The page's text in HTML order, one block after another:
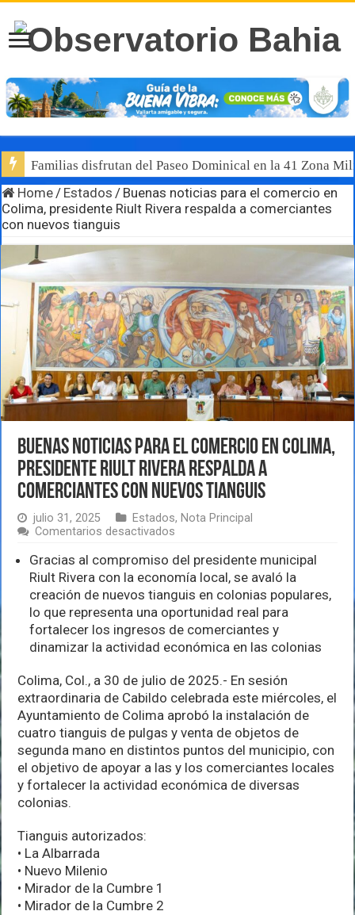
Familias disfrutan del Paseo Dominical en la 41 Zona
Home / Estados / Buenas noticias para el comercio en
Colima, presidente Riult Rivera respalda a comerciantes
con nuevos tianguis
Buenas noticias para el comercio en Colima,
presidente Riult Rivera respalda a
comerciantes con nuevos tianguis
julio 31, 2025 Estados, Nota Principal
Comentarios desactivados
noticias
para
el
comercio
en
Colima,
presidente
Riult
respalda
a
comerciantes
con
nuevos
tianguis
Gracias al compromiso del presidente municipal
Riult Rivera con la economía local, se avaló la
creación de nuevos tianguis en colonias populares,
lo que representa una oportunidad real para
fortalecer los ingresos de comerciantes y
dinamizar la actividad económica en las colonias
Colima, Col., a 30 de julio de 2025.- En sesión
extraordinaria de Cabildo celebrada este miércoles, el
Ayuntamiento de Colima aprobó la instalación de
cuatro tianguis de pulgas y venta de objetos de
segunda mano en distintos puntos del municipio, con
el objetivo de apoyar a las y los comerciantes locales
y fortalecer la actividad económica de diversas
colonias.
Tianguis autorizados:
• La Albarrada
• Nuevo Milenio
• Mirador de la Cumbre 1
• Mirador de la Cumbre 2